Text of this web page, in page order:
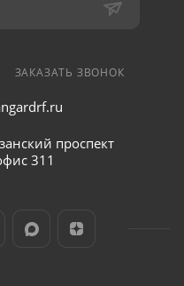
ЗАКАЗАТЬ ЗВОНОК
проспект
311